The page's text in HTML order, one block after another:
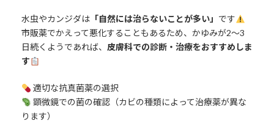
水虫やカンジダは「自然には治らないことが多い」 です
市販薬でかえって悪化することもあるため、かゆみが2～3
日続くようであれば、 皮膚科での診断・治療をおすすめしま
す
適切な抗真菌薬の選択
顕微鏡での菌の確認（カビの種類によって治療薬が異な
ります）